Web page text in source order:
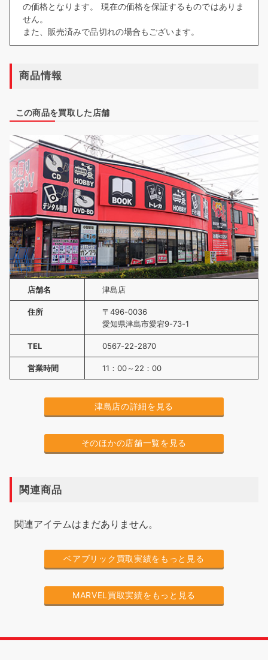
の価格となります。 現在の価格を保証するものではありま
せん。
また、販売済みで品切れの場合もございます。
商品情報
この商品を買取した店舗
店舗名 津島店
住所
〒496-0036
愛知県津島市愛宕9-73-1
TEL 0567-22-2870
営業時間 11：00～22：00
津島店の詳細を見る
そのほかの店舗一覧を見る
関連商品
関連アイテムはまだありません。
ベアブリック買取実績をもっと見る
MARVEL買取実績をもっと見る